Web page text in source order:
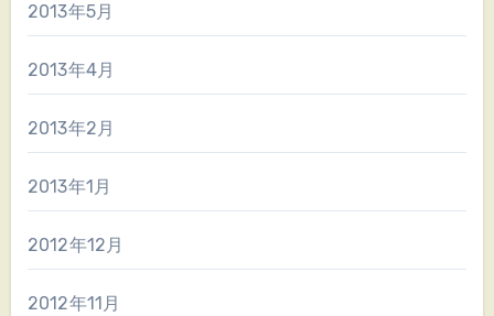
2013年5月
2013年4月
2013年2月
2013年1月
2012年12月
2012年11月